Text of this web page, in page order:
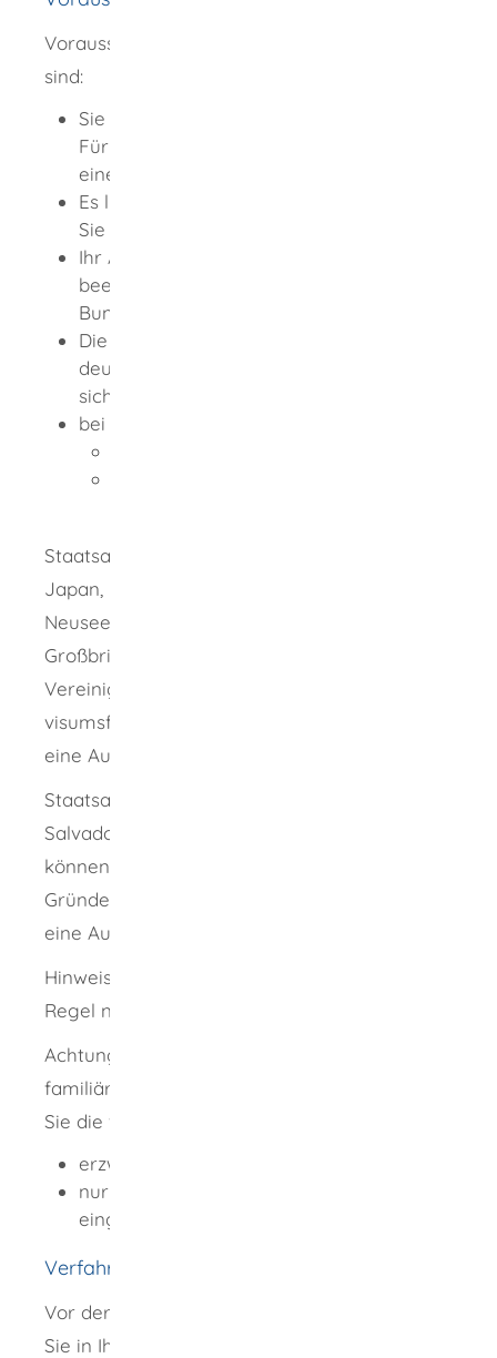
Voraussetzungen für die Aufenthaltserlaubnis
sind:
Sie erfüllen die Pass- und Visumpflicht.
Für die Passpflicht reicht es, wenn Sie
einen Ausweisersatz besitzen.
Es liegt kein Ausweisungsinteresse gegen
Sie vor.
Ihr Aufenthalt gefährdet oder
beeinträchtigt nicht die Interessen der
Bundesrepublik Deutschland.
Die Person, der Sie nachziehen, hat die
deutsche Staatsangehörigkeit und hält
sich gewöhnlich in Deutschland auf.
bei Ehegattennachzug zusätzlich:
Staatsangehörige von Australien, Israel,
Japan, Kanada, der Republik Korea, von
Neuseeland, des Vereinigten Königreichs
Großbritannien und Nordirland und der
Vereinigten Staaten von Amerika können
visumsfrei nach Deutschland einreisen und
eine Aufenthaltserlaubnis beantragen.
Staatsangehörige aus Andorra, Brasilien, El
Salvador, Honduras, Monaco und San Marino
können für einen Nachzug aus familiären
Gründen ebenfalls visumsfrei einreisen und
eine Aufenthaltserlaubnis beantragen.
Hinweis:
Regel nicht gesichert sein.
Achtung:
familiären Gründen erhalten Sie nicht, wenn
Sie die verwandtschaftliche Beziehung
erzwungen haben oder
nur für den Nachzug nach Deutschland
eingegangen sind.
Verfahrensablauf
Vor der Einreise nach Deutschland müssen
Sie in Ihrem Heimatland ein